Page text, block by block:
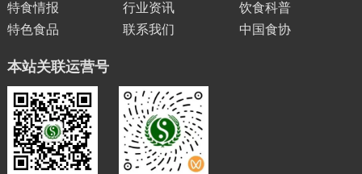
特食情报
行业资讯
饮食科普
特色食品
联系我们 中国食协
本站关联运营号